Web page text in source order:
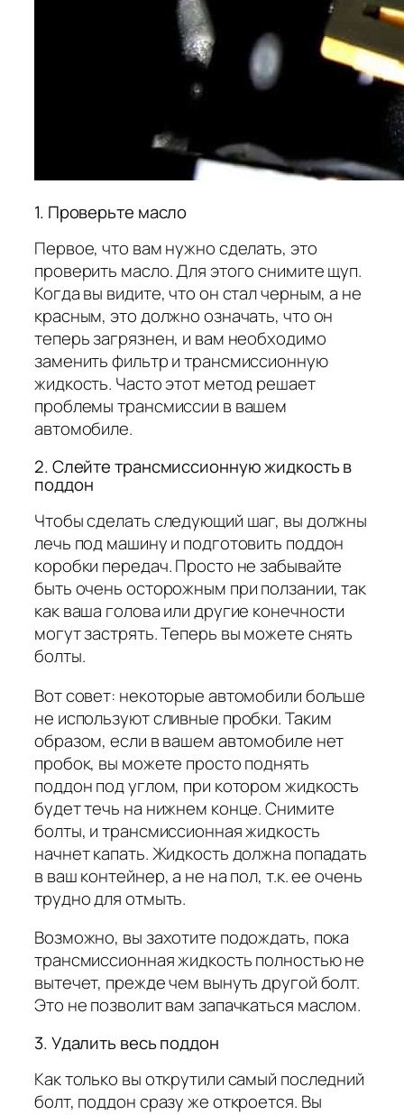
1. Проверьте масло
Первое, что вам нужно сделать, это
проверить масло. Для этого снимите щуп.
Когда вы видите, что он стал черным, а не
красным, это должно означать, что он
теперь загрязнен, и вам необходимо
заменить фильтр и трансмиссионную
жидкость. Часто этот метод решает
проблемы трансмиссии в вашем
автомобиле.
2. Слейте трансмиссионную жидкость в
поддон
Чтобы сделать следующий шаг, вы должны
лечь под машину и подготовить поддон
коробки передач. Просто не забывайте
быть очень осторожным при ползании, так
как ваша голова или другие конечности
могут застрять. Теперь вы можете снять
болты.
Вот совет: некоторые автомобили больше
не используют сливные пробки. Таким
образом, если в вашем автомобиле нет
пробок, вы можете просто поднять
поддон под углом, при котором жидкость
будет течь на нижнем конце. Снимите
болты, и трансмиссионная жидкость
начнет капать. Жидкость должна попадать
в ваш контейнер, а не на пол, т.к. ее очень
трудно для отмыть.
Возможно, вы захотите подождать, пока
трансмиссионная жидкость полностью не
вытечет, прежде чем вынуть другой болт.
Это не позволит вам запачкаться маслом.
3. Удалить весь поддон
Как только вы открутили самый последний
болт, поддон сразу же откроется. Вы